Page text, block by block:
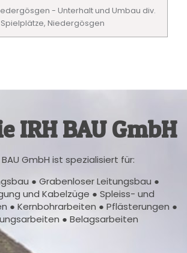
- Unterhalt und Umbau div.
Spielplätze, Niedergösgen
IRH BAU GmbH
BAU GmbH ist spezialisiert für:
● Grabenloser Leitungsbau ●
und Kabelzüge ● Spleiss- und
● Kernbohrarbeiten ● Pflästerungen ●
● Belagsarbeiten